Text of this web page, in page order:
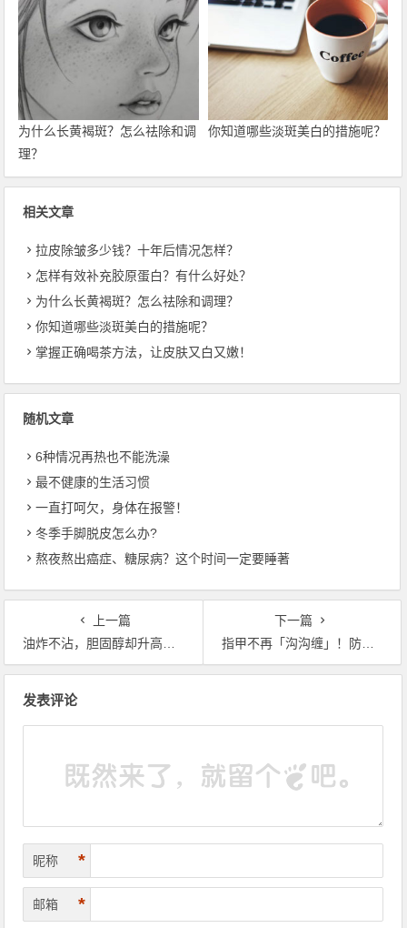
为什么长黄褐斑？怎么祛除和调
理？
你知道哪些淡斑美白的措施呢？
相关文章
拉皮除皱多少钱？十年后情况怎样？
怎样有效补充胶原蛋白？有什么好处？
为什么长黄褐斑？怎么祛除和调理？
你知道哪些淡斑美白的措施呢？
掌握正确喝茶方法，让皮肤又白又嫩！
随机文章
6种情况再热也不能洗澡
最不健康的生活习惯
一直打呵欠，身体在报警！
冬季手脚脱皮怎么办?
熬夜熬出癌症、糖尿病？这个时间一定要睡著
上一篇
油炸不沾，胆固醇却升高了？原来是甲状腺拉警报
下一篇
指甲不再「沟沟缠」！防甲沟炎保卫4原则
发表评论
昵称 *
邮箱 *